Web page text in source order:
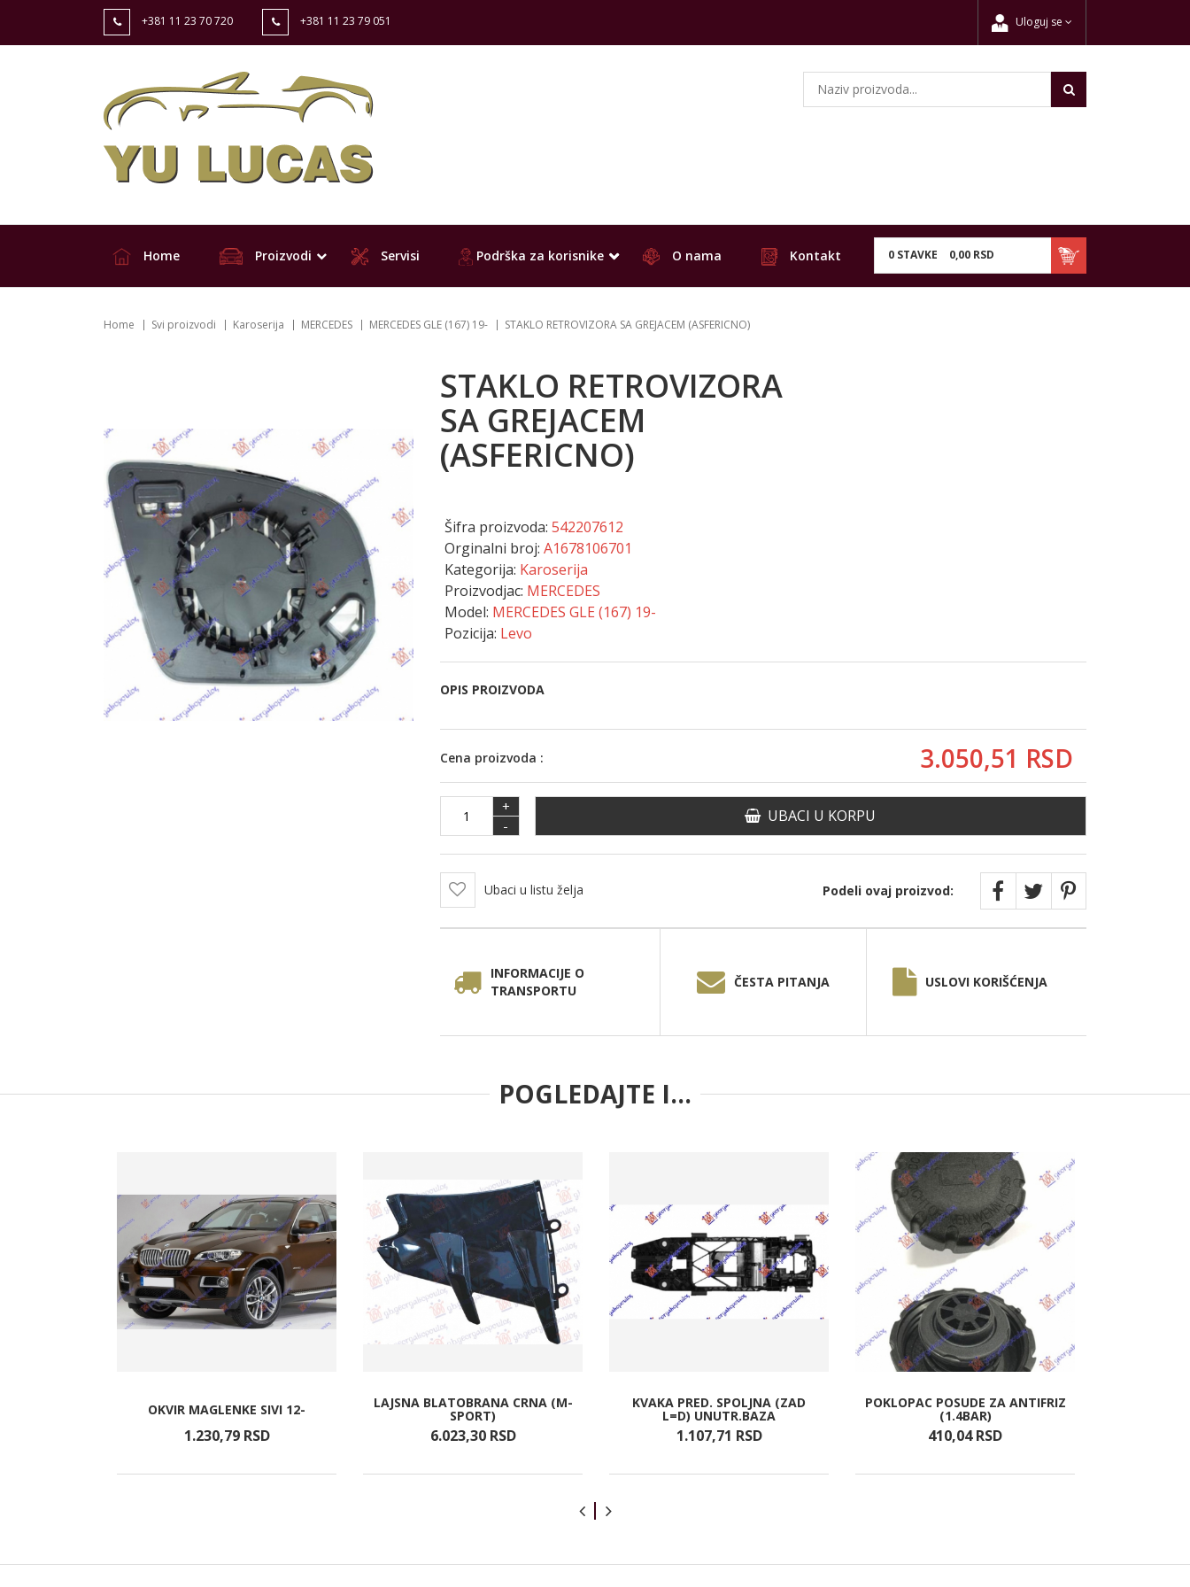
+381 11 23 70 720 +381 11 23 79 051 Uloguj se
0 STAVKE 0,00 RSD
Home Proizvodi Servisi Podrška za korisnike O nama Kontakt
Home Svi proizvodi Karoserija MERCEDES MERCEDES GLE (167) 19- STAKLO RETROVIZORA SA GREJACEM (ASFERICNO)
STAKLO RETROVIZORA
SA GREJACEM
(ASFERICNO)
Šifra proizvoda: 542207612
Orginalni broj: A1678106701
Kategorija: Karoserija
Proizvodjac: MERCEDES
Model: MERCEDES GLE (167) 19-
Pozicija: Levo
OPIS PROIZVODA
Cena proizvoda : 3.050,51 RSD
+
-
UBACI U KORPU
Ubaci u listu želja Podeli ovaj proizvod:
INFORMACIJE O
TRANSPORTU
ČESTA PITANJA USLOVI KORIŠĆENJA
POGLEDAJTE I...
OKVIR MAGLENKE SIVI 12-
1.230,79 RSD
LAJSNA BLATOBRANA CRNA (M-
SPORT)
6.023,30 RSD
KVAKA PRED. SPOLJNA (ZAD
L=D) UNUTR.BAZA
1.107,71 RSD
POKLOPAC POSUDE ZA ANTIFRIZ
(1.4BAR)
410,04 RSD